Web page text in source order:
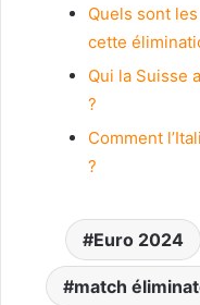
Quels sont
cette
Qui la Suisse
?
Comment
?
Euro 2024
match